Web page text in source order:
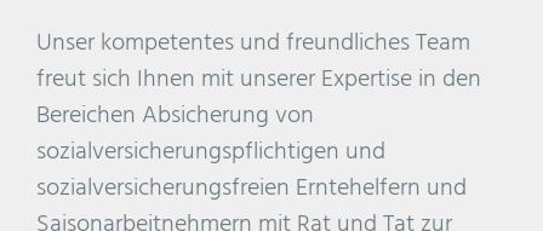
Unser kompetentes und freundliches Team
freut sich Ihnen mit unserer Expertise in den
Bereichen Absicherung von
sozialversicherungspflichtigen und
sozialversicherungsfreien Erntehelfern und
Saisonarbeitnehmern mit Rat und Tat zur